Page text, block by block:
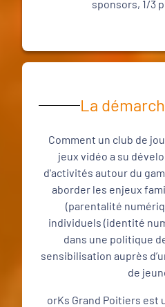
sponsors, 1/3
La
Comment un club de
jeux vidéo a su
d'activités autour du
aborder les enjeux
(parentalité
individuels (identité
dans une politique
sensibilisation auprès
de
orKs Grand Poitiers est